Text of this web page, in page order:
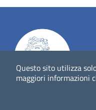
Questo sito utilizza
maggiori informazioni
rivista del